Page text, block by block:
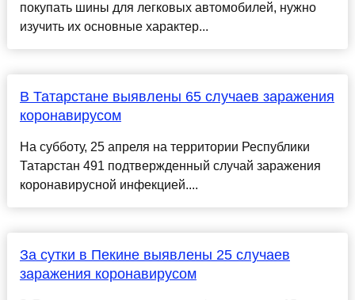
покупать шины для легковых автомобилей, нужно
изучить их основные характер...
В Татарстане выявлены 65 случаев заражения
коронавирусом
На субботу, 25 апреля на территории Республики
Татарстан 491 подтвержденный случай заражения
коронавирусной инфекцией....
За сутки в Пекине выявлены 25 случаев
заражения коронавирусом